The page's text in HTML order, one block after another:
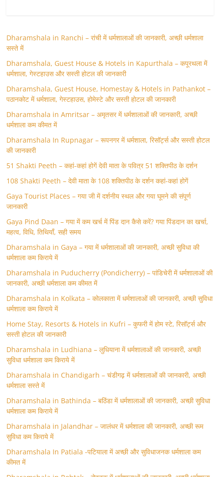
Dharamshala in Ranchi – रांची में धर्मशालाओं की जानकारी, अच्छी धर्मशाला
सस्ते में
Dharamshala, Guest House & Hotels in Kapurthala – कपूरथला में
धर्मशाला, गेस्टहाउस और सस्ती होटल की जानकारी
Dharamshala, Guest House, Homestay & Hotels in Pathankot –
पठानकोट में धर्मशाला, गेस्टहाउस, होमेस्टे और सस्ती होटल की जानकारी
Dharamshala in Amritsar – अमृतसर में धर्मशालाओं की जानकारी, अच्छी
धर्मशाला कम कीमत में
Dharamshala In Rupnagar – रूपनगर में धर्मशाला, रिसॉर्ट्स और सस्ती होटल
की जानकारी
51 Shakti Peeth – कहां-कहां होगें देवी माता के पवित्र 51 शक्तिपीठ के दर्शन
108 Shakti Peeth – देवी माता के 108 शक्तिपीठ के दर्शन कहां-कहां होगें
Gaya Tourist Places – गया जी में दर्शनीय स्थल और गया घूमने की संपूर्ण
जानकारी
Gaya Pind Daan – गया में कम खर्च में पिंड दान कैसे करें? गया पिंडदान का खर्चा,
महत्व, विधि, तिथियाँ, सही समय
Dharamshala in Gaya – गया में धर्मशालाओं की जानकारी, अच्छी सुविधा की
धर्मशाला कम किराये में
Dharamshala in Puducherry (Pondicherry) – पांडिचेरी में धर्मशालाओं की
जानकारी, अच्छी धर्मशाला कम कीमत में
Dharamshala in Kolkata – कोलकाता में धर्मशालाओं की जानकारी, अच्छी सुविधा
धर्मशाला कम किराये में
Home Stay, Resorts & Hotels in Kufri – कुफरी में होम स्‍टे, रिसॉर्ट्स और
सस्ती होटल की जानकारी
Dharamshala in Ludhiana – लुधियाना में धर्मशालाओं की जानकारी, अच्छी
सुविधा धर्मशाला कम किराये में
Dharamshala in Chandigarh – चंडीगढ़ में धर्मशालाओं की जानकारी, अच्छी
धर्मशाला सस्ते में
Dharamshala in Bathinda – बठिंडा में धर्मशालाओं की जानकारी, अच्छी सुविधा
धर्मशाला कम किराये में
Dharamshala in Jalandhar – जालंधर में धर्मशाला की जानकारी, अच्छी रूम
सुविधा कम किराये में
Dharamshala In Patiala -पटियाला में अच्छी और सुविधाजनक धर्मशाला कम
कीमत में